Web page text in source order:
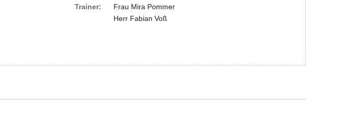
Trainer:
Frau Mira Pommer
Herr Fabian Voß